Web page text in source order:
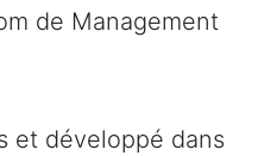
de Management
et développé dans